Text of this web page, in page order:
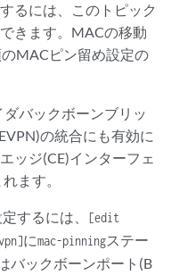
るには、このトピック
きます。MACの移動
MACピン留め設定の
バックボーンブリッ
の統合にも有効に
ッジ(CE)インターフェ
ます。
するには、
[edit
にmac-pinningステー
バックボーンポート(B